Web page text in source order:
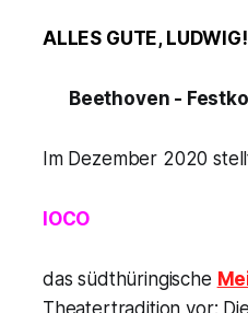
ALLES GUTE, LUDWIG!
Beethoven -
Im Dezember 2020
IOCO
das südthüringische